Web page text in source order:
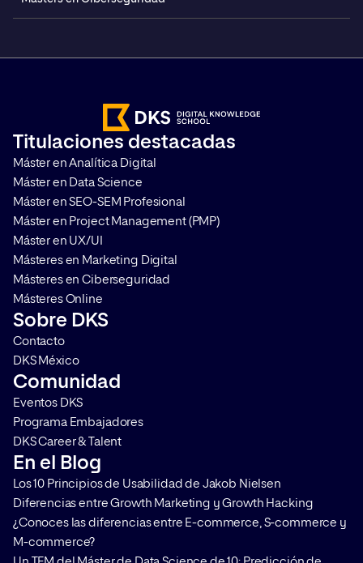
Titulaciones destacadas
Máster en Analítica Digital
Máster en Data Science
Máster en SEO-SEM Profesional
Máster en Project Management (PMP)
Máster en UX/UI
Másteres en Marketing Digital
Másteres en Ciberseguridad
Másteres Online
Sobre DKS
Contacto
DKS México
Comunidad
Eventos DKS
Programa Embajadores
DKS Career & Talent
En el Blog
Los 10 Principios de Usabilidad de Jakob Nielsen
Diferencias entre Growth Marketing y Growth Hacking
¿Conoces las diferencias entre E-commerce, S-commerce y
M-commerce?